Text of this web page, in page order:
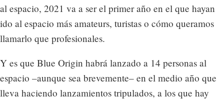
al espacio, 2021 va a ser el primer año en el que hayan
ido al espacio más amateurs, turistas o cómo queramos
llamarlo que profesionales.
Y es que Blue Origin habrá lanzado a 14 personas al
espacio –aunque sea brevemente– en el medio año que
lleva haciendo lanzamientos tripulados, a los que hay